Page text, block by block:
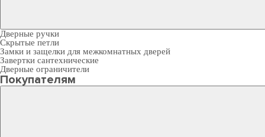
Дверные ручки
Скрытые петли
Замки и защелки для межкомнатных дверей
Завертки сантехнические
Дверные ограничители
Покупателям